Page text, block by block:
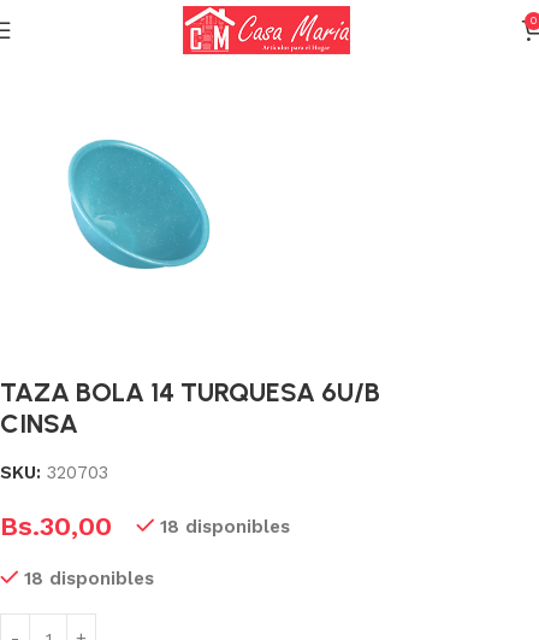
0
Vajilla enlozada
TAZA BOLA 14 TURQUESA 6U/B
CINSA
SKU: 320703
Bs.30,00 18 disponibles
18 disponibles